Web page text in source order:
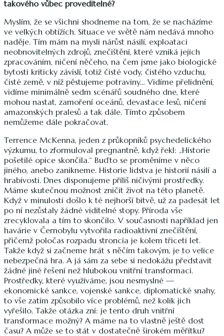
takového vůbec proveditelné?
Myslím, že se všichni shodneme na tom, že se nacházíme
ve velkých obtížích. Situace ve světě nám nedává mnoho
naděje. Tím mám na mysli nárůst násilí, exploataci
neobnovitelných zdrojů, znečištění, které vzniká jejich
zpracováním, ničení něčeho, na čem jsme jako biologické
bytosti kriticky závislí, totiž čisté vody, čistého vzduchu,
čisté země, v níž pěstujeme potraviny… Vidíme přelidnění,
vidíme minimálně sedm scénářů soudného dne, které
mohou nastat, zamoření oceánů, devastace lesů, ničení
amazonských pralesů a tak dále. Tímto způsobem
nemůžeme dále pokračovat.
Terrence McKenna, jeden z průkopníků psychedelického
výzkumu, to zformuloval pregnantně, když řekl: „Historie
pošetilé opice skončila.“ Buďto se proměníme v něco
jiného, anebo zanikneme. Historie lidstva je historií násilí a
hrabivosti. Dnes disponujeme příliš ničivými prostředky.
Máme skutečnou možnost zničit život na této planetě.
Když v minulosti došlo k té nejhorší bitvě, už za padesát let
po ní nezůstaly žádné viditelné stopy. Příroda vše
zrecyklovala a tím to skončilo. V současnosti například jen
havárie v Černobylu vytvořila radioaktivní znečištění,
přičemž poločas rozpadu stroncia je kolem třiceti let.
Takže když si začneme hrát s něčím takovým, je to velice
nebezpečná hra. A já sám za sebe si nedokážu představit
žádné jiné řešení než hlubokou vnitřní transformaci.
Prostředky, které využíváme, jsou nesmyslné —
ekonomické sankce, vojenské sankce, diplomatické snahy,
to vše zatím způsobilo více problémů, než kolik jich
vyřešilo. Takže otázka zní: je tento druh vnitřní
transformace možný? A máme na to vlastně ještě dost
času? A může se to stát v dostatečně širokém měřítku?